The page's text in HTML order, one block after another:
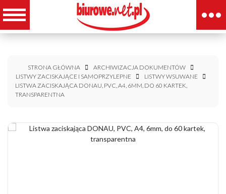
STRONA GŁÓWNA
ARCHIWIZACJA DOKUMENTÓW
LISTWY ZACISKAJĄCE I SAMOPRZYLEPNE
LISTWY WSUWANE
LISTWA ZACISKAJĄCA DONAU, PVC, A4, 6MM, DO 60 KARTEK,
TRANSPARENTNA